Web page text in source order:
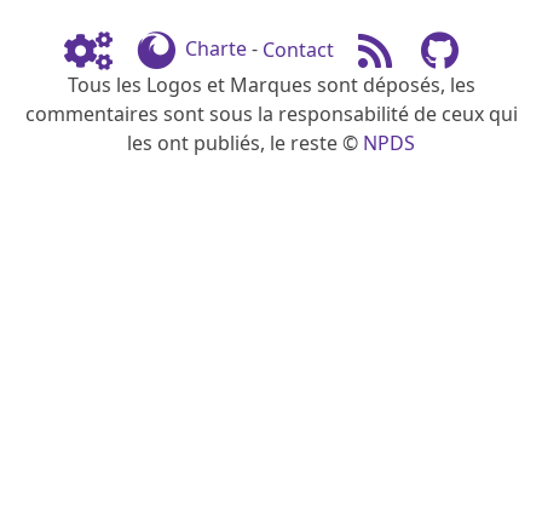
Charte- Contact
Tous les Logos et Marques sont déposés, les
commentaires sont sous la responsabilité de ceux qui
les ont publiés, le reste © NPDS